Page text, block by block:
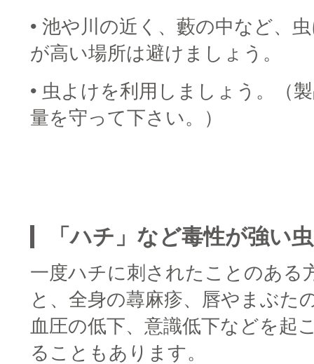
• 池や川の近く、藪の中など、
が高い場所は避けましょう。
• 虫よけを利用しましょう。（
量を守って下さい。）
「ハチ」など毒性が強い
一度ハチに刺されたことのある
と、全身の蕁麻疹、唇やまぶた
血圧の低下、意識低下などを起
ることもあります。